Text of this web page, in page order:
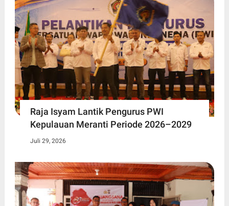
Raja Isyam Lantik Pengurus PWI
Kepulauan Meranti Periode 2026–2029
Juli 29, 2026